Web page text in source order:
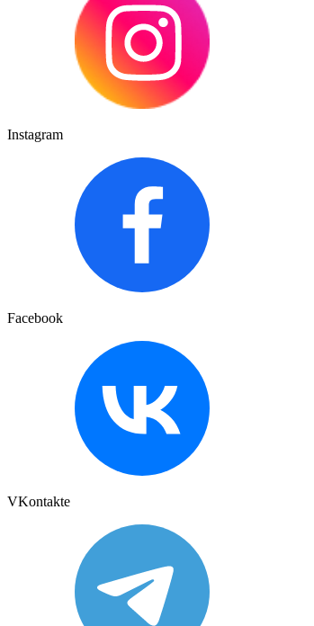
Instagram
Facebook
VKontakte